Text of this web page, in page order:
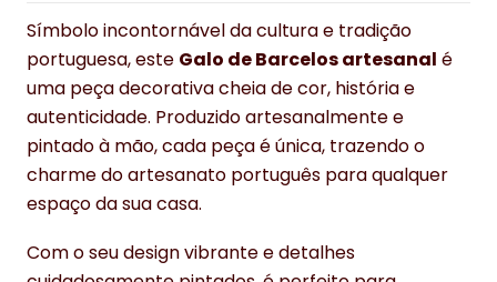
Símbolo incontornável da cultura e tradição
portuguesa, este Galo de Barcelos artesanal é
uma peça decorativa cheia de cor, história e
autenticidade. Produzido artesanalmente e
pintado à mão, cada peça é única, trazendo o
charme do artesanato português para qualquer
espaço da sua casa.
Com o seu design vibrante e detalhes